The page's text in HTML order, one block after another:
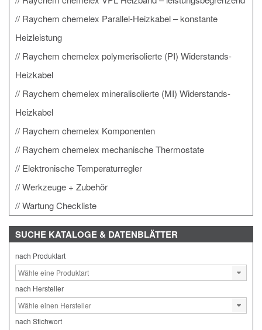
Raychem chemelex Parallel-Heizkabel – konstante
Heizleistung
Raychem chemelex polymerisolierte (PI) Widerstands-
Heizkabel
Raychem chemelex mineralisolierte (MI) Widerstands-
Heizkabel
Raychem chemelex Komponenten
Raychem chemelex mechanische Thermostate
Elektronische Temperaturregler
Werkzeuge + Zubehör
Wartung Checkliste
SUCHE KATALOGE & DATENBLÄTTER
nach Produktart
nach Hersteller
nach Stichwort